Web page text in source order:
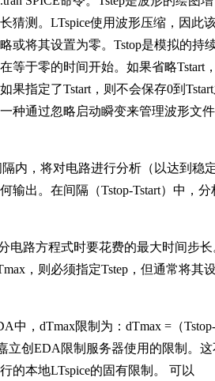
猜测。LTspice使用波形压缩，因此
或将其设置为零。Tstop是模拟的持
等于零的时间开始。如果省略Tstart
果指定了Tstart，则不会保存0到
种通过忽略启动瞬变来管理波形文
隔内，将对电路进行分析（以达到稳
输出。在间隔（Tstop-Tstart）中，分
电路方程式时要花费的最大时间步长
，则必须指定Tstep，但通常将其
中，dTmax限制为：dTmax =（Tstop-
立创EDA限制服务器使用的限制。
的本地LTspice的固有限制。 可以